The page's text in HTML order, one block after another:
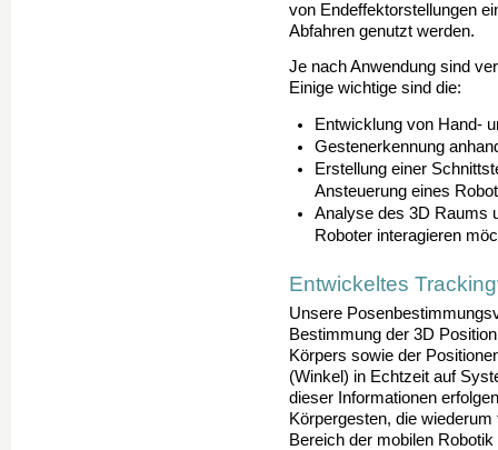
von Endeffektorstellungen
Abfahren genutzt werden.
Je nach Anwendung sind
Einige wichtige sind die:
Entwicklung von Hand-
Gestenerkennung
Erstellung einer
Ansteuerung eines
Analyse des 3D Raums
Roboter interagieren
Entwickeltes
Unsere
Bestimmung der 3D
Körpers sowie der
(Winkel) in Echtzeit auf
dieser Informationen
Körpergesten, die
Bereich der mobilen